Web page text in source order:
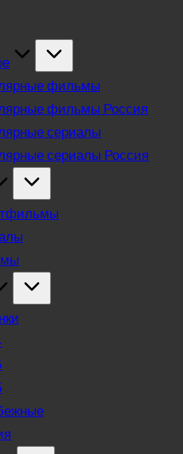
фильмы
фильмы Россия
сериалы
сериалы Россия